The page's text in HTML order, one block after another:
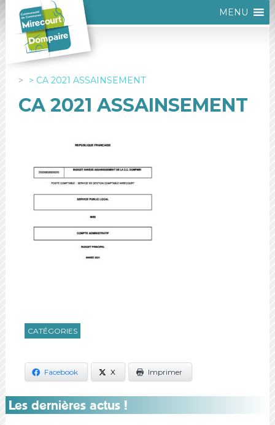
MENU
CA 2021 ASSAINSEMENT
CA 2021 ASSAINSEMENT
CATÉGORIES
Facebook X Imprimer
Les dernières actus !